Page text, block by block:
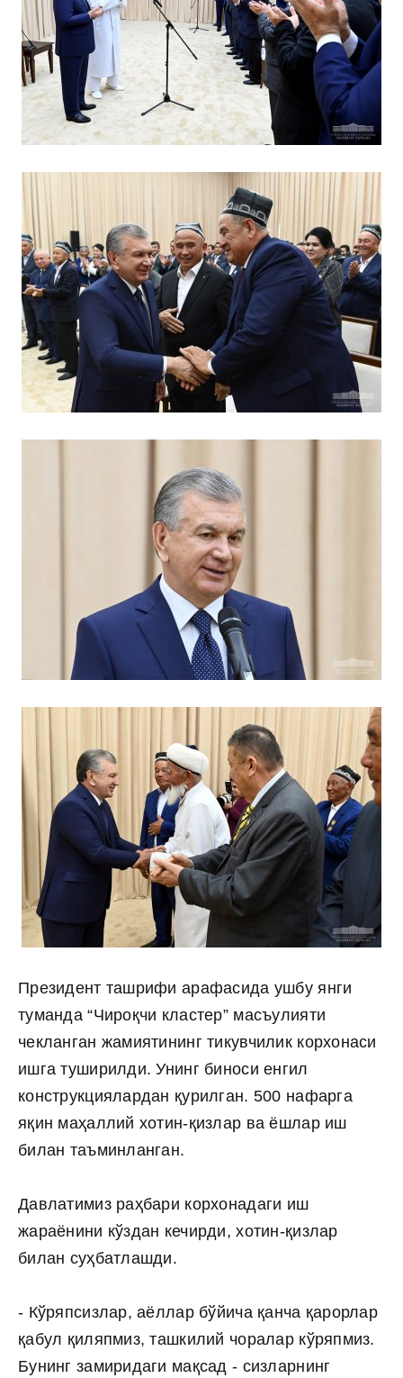
Президент ташрифи арафасида ушбу янги
туманда “Чироқчи кластер” масъулияти
чекланган жамиятининг тикувчилик корхонаси
ишга туширилди. Унинг биноси енгил
конструкциялардан қурилган. 500 нафарга
яқин маҳаллий хотин-қизлар ва ёшлар иш
билан таъминланган.
Давлатимиз раҳбари корхонадаги иш
жараёнини кўздан кечирди, хотин-қизлар
билан суҳбатлашди.
- Кўряпсизлар, аёллар бўйича қанча қарорлар
қабул қиляпмиз, ташкилий чоралар кўряпмиз.
Бунинг замиридаги мақсад - сизларнинг